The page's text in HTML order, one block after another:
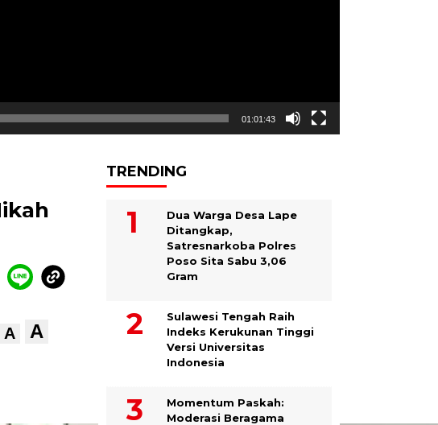
01:01:43
A A
TRENDING
Dua Warga Desa Lape
Ditangkap,
Satresnarkoba Polres
Poso Sita Sabu 3,06
Gram
Sulawesi Tengah Raih
Indeks Kerukunan Tinggi
Versi Universitas
Indonesia
Momentum Paskah:
Moderasi Beragama